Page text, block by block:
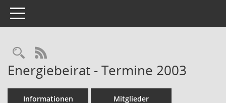
Toggle navigation
Rechercheauswahl
RSS-Feed
Energiebeirat - Termine 2003
Informationen Mitglieder